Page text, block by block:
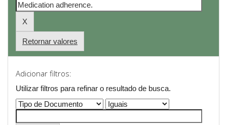
Retornar valores
Adicionar filtros:
Utilizar filtros para refinar o resultado de busca.